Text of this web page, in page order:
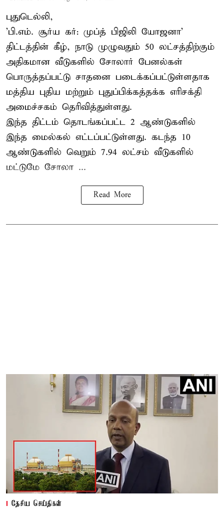
புதுடெல்லி,
'பி.எம். சூர்ய கர்: முப்த் பிஜிலி யோஜனா'
திட்டத்தின் கீழ், நாடு முழுவதும் 50 லட்சத்திற்கும்
அதிகமான வீடுகளில் சோலார் பேனல்கள்
பொருத்தப்பட்டு சாதனை படைக்கப்பட்டுள்ளதாக
மத்திய புதிய மற்றும் புதுப்பிக்கத்தக்க எரிசக்தி
அமைச்சகம் தெரிவித்துள்ளது.
இந்த திட்டம் தொடங்கப்பட்ட 2 ஆண்டுகளில்
இந்த மைல்கல் எட்டப்பட்டுள்ளது. கடந்த 10
ஆண்டுகளில் வெறும் 7.94 லட்சம் வீடுகளில்
மட்டுமே சோலா ...
Read More
தேசிய செய்திகள்